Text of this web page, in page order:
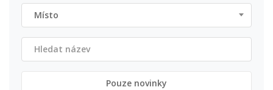
Místo
Pouze novinky